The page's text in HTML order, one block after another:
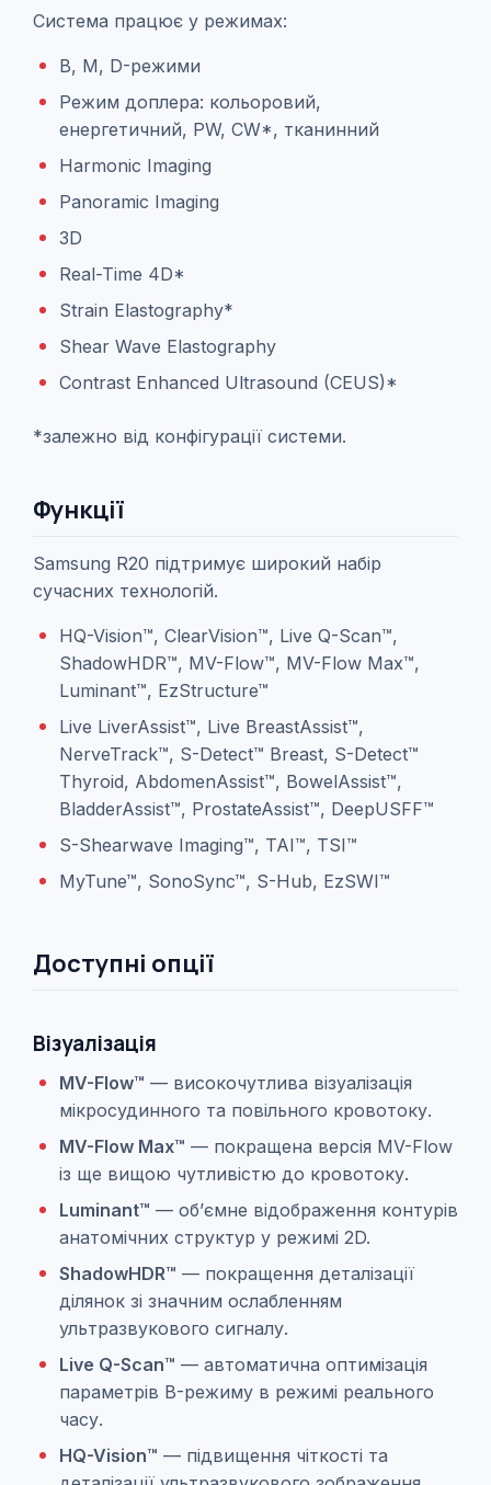
Система працює у режимах:
B, M, D-режими
Режим доплера: кольоровий,
енергетичний, PW, CW*, тканинний
Harmonic Imaging
Panoramic Imaging
3D
Real-Time 4D*
Strain Elastography*
Shear Wave Elastography
Contrast Enhanced Ultrasound (CEUS)*
*залежно від конфігурації системи.
Функції
Samsung R20 підтримує широкий набір
сучасних технологій.
HQ-Vision™, ClearVision™, Live Q-Scan™,
ShadowHDR™, MV-Flow™, MV-Flow Max™,
Luminant™, EzStructure™
Live LiverAssist™, Live BreastAssist™,
NerveTrack™, S-Detect™ Breast, S-Detect™
Thyroid, AbdomenAssist™, BowelAssist™,
BladderAssist™, ProstateAssist™, DeepUSFF™
S-Shearwave Imaging™, TAI™, TSI™
MyTune™, SonoSync™, S-Hub, EzSWI™
Доступні опції
Візуалізація
MV-Flow™ — високочутлива візуалізація
мікросудинного та повільного кровотоку.
MV-Flow Max™ — покращена версія MV-Flow
із ще вищою чутливістю до кровотоку.
Luminant™ — об’ємне відображення контурів
анатомічних структур у режимі 2D.
ShadowHDR™ — покращення деталізації
ділянок зі значним ослабленням
ультразвукового сигналу.
Live Q-Scan™ — автоматична оптимізація
параметрів B-режиму в режимі реального
часу.
HQ-Vision™ — підвищення чіткості та